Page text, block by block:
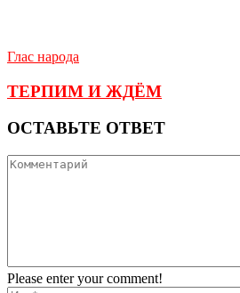
Глас народа
ТЕРПИМ И ЖДЁМ
ОСТАВЬТЕ ОТВЕТ
Please enter your comment!